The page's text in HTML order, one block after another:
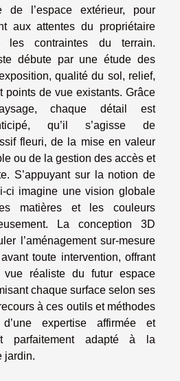
de l’espace extérieur, pour
aux attentes du propriétaire
les contraintes du terrain.
débute par une étude des
qualité du sol, relief,
points de vue existants. Grâce
chaque détail est
qu’il s’agisse de
fleuri, de la mise en valeur
ou de la gestion des accès et
S’appuyant sur la notion de
ci imagine une vision globale
matières et les couleurs
La conception 3D
l’aménagement sur-mesure
toute intervention, offrant
réaliste du futur espace
chaque surface selon ses
à ces outils et méthodes
expertise affirmée et
parfaitement adapté à la
jardin.